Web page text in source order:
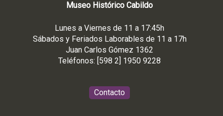
Museo Histórico Cabildo
Lunes a Viernes de 11 a 17:45h
Sábados y Feriados Laborables de 11 a 17h
Juan Carlos Gómez 1362
Teléfonos: [598 2] 1950 9228
Contacto